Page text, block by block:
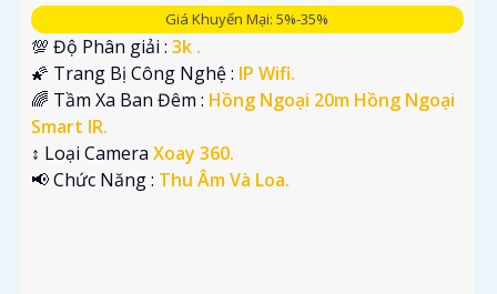
Giá Khuyến Mại: 5%-35%
💯 Độ Phân giải : 3k .
🌠 Trang Bị Công Nghệ : IP Wifi.
🌈 Tầm Xa Ban Đêm : Hồng Ngoại 20m Hồng Ngoại
Smart IR.
↕️ Loại Camera Xoay 360.
️📢 Chức Năng : Thu Âm Và Loa.